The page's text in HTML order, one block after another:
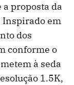
proposta da
Inspirado em
dos
conforme o
à seda
1.5K,